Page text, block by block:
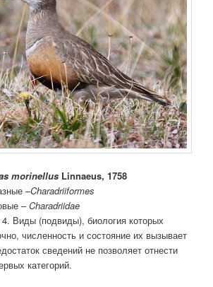
morinellus Linnaeus, 1758
–Charadriiformes
–Charadriidae
4. Виды (подвиды), биология которых
численность и состояние их вызывает
сведений не позволяет отнести
категорий.